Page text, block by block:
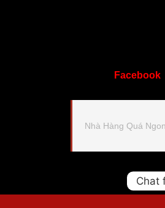
Facebook
Nhà Hàng Quá Ngon
Chat